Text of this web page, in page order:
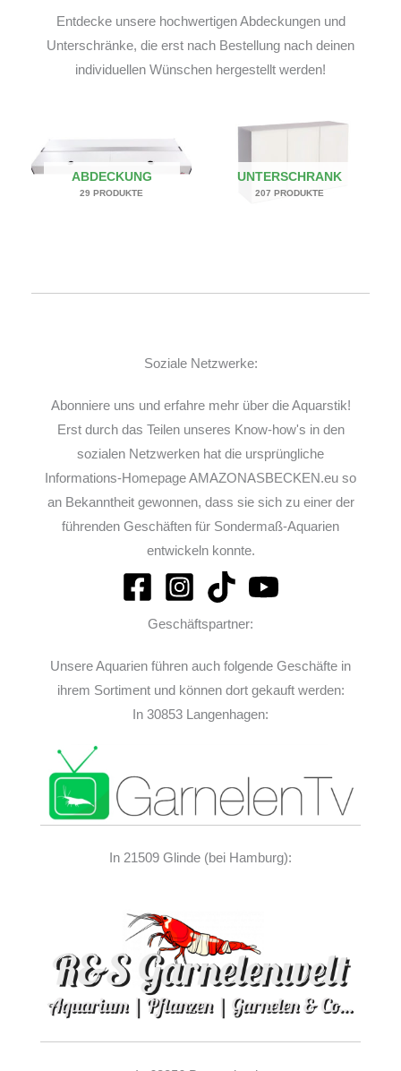
Entdecke unsere hochwertigen Abdeckungen und
Unterschränke, die erst nach Bestellung nach deinen
individuellen Wünschen hergestellt werden!
ABDECKUNG
29 PRODUKTE
UNTERSCHRANK
207 PRODUKTE
Soziale Netzwerke:
Abonniere uns und erfahre mehr über die Aquarstik!
Erst durch das Teilen unseres Know-how's in den
sozialen Netzwerken hat die ursprüngliche
Informations-Homepage AMAZONASBECKEN.eu so
an Bekanntheit gewonnen, dass sie sich zu einer der
führenden Geschäften für Sondermaß-Aquarien
entwickeln konnte.
Geschäftspartner:
Unsere Aquarien führen auch folgende Geschäfte in
ihrem Sortiment und können dort gekauft werden:
In 30853 Langenhagen:
In 21509 Glinde (bei Hamburg):